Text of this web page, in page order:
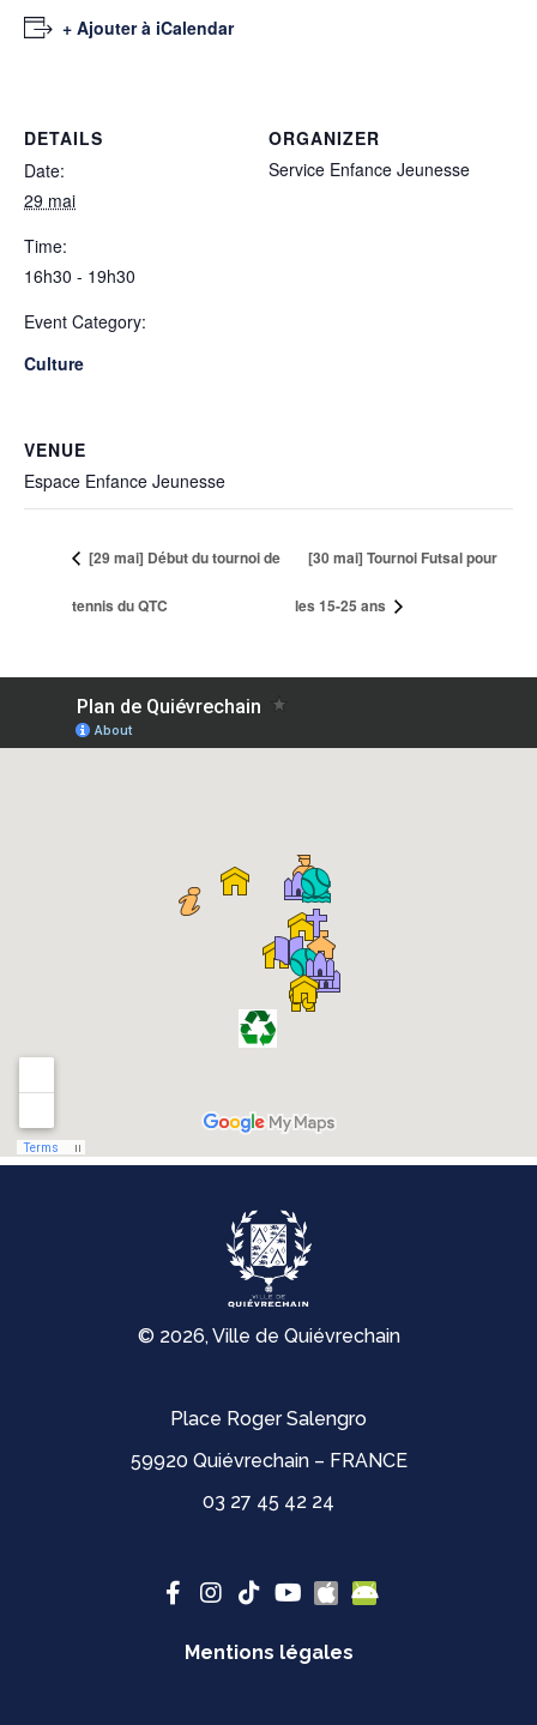
+ Ajouter à iCalendar
DETAILS
Date:
29 mai
Time:
16h30 - 19h30
Event Category:
Culture
ORGANIZER
Service Enfance Jeunesse
VENUE
Espace Enfance Jeunesse
[29 mai] Début du tournoi de
tennis du QTC
[30 mai] Tournoi Futsal pour
les 15-25 ans
© 2026, Ville de Quiévrechain
Place Roger Salengro
59920 Quiévrechain – FRANCE
03 27 45 42 24
Mentions légales